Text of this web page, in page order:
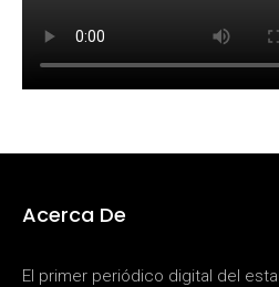
Acerca De
El primer periódico digital del